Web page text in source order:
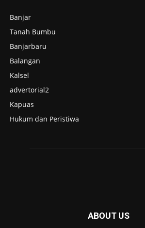
Banjar
Tanah Bumbu
Banjarbaru
Balangan
Kalsel
advertorial2
Kapuas
Hukum dan Peristiwa
ABOUT US